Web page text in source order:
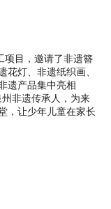
项目，邀请了非遗簪
灯、非遗纸织画、
遗产品集中亮相
非遗传承人，为来
，让少年儿童在家长